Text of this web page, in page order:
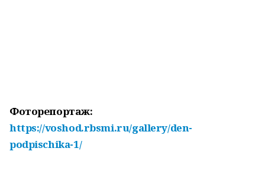
Фоторепортаж:
https://voshod.rbsmi.ru/gallery/den-
podpischika-1/